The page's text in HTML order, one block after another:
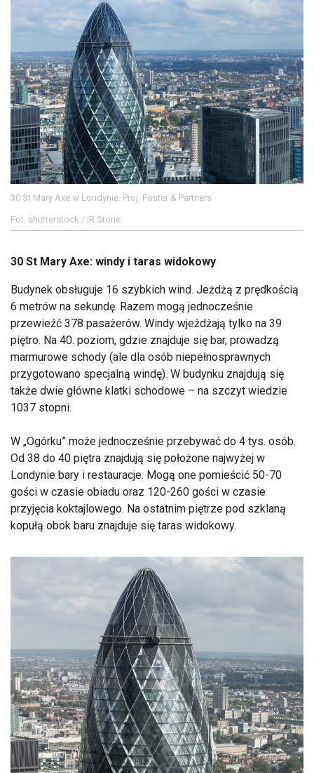
30 St Mary Axe w Londynie. Proj. Foster & Partners
Fot. shutterstock / IR Stone
30 St Mary Axe: windy i taras widokowy
Budynek obsługuje 16 szybkich wind. Jeżdżą z prędkością
6 metrów na sekundę. Razem mogą jednocześnie
przewieźć 378 pasażerów. Windy wjeżdżają tylko na 39
piętro. Na 40. poziom, gdzie znajduje się bar, prowadzą
marmurowe schody (ale dla osób niepełnosprawnych
przygotowano specjalną windę). W budynku znajdują się
także dwie główne klatki schodowe – na szczyt wiedzie
1037 stopni.
W „Ogórku” może jednocześnie przebywać do 4 tys. osób.
Od 38 do 40 piętra znajdują się położone najwyżej w
Londynie bary i restauracje. Mogą one pomieścić 50-70
gości w czasie obiadu oraz 120-260 gości w czasie
przyjęcia koktajlowego. Na ostatnim piętrze pod szklaną
kopułą obok baru znajduje się taras widokowy.